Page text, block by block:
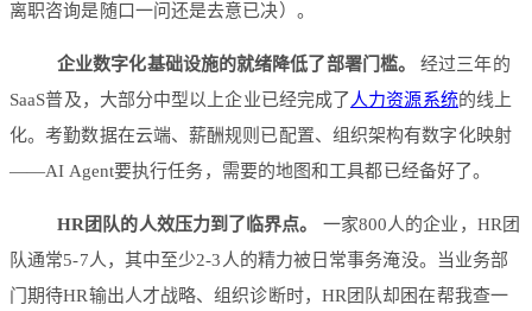
离职咨询是随口一问还是去意已决）。
企业数字化基础设施的就绪降低了部署门槛。
经过三年的
SaaS普及，大部分中型以上企业已经完成了 人力资源系统的线上
化。考勤数据在云端、薪酬规则已配置、组织架构有数字化映射
——AI Agent要执行任务，需要的地图和工具都已经备好了。
HR团队的人效压力到了临界点。
一家800人的企业，HR团
队通常5-7人，其中至少2-3人的精力被日常事务淹没。当业务部
门期待HR输出人才战略、组织诊断时，HR团队却困在帮我查一